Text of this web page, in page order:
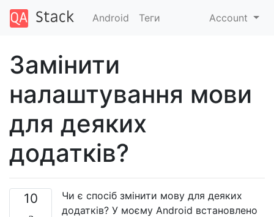
Android Теги Account
Замінити
налаштування мови
для деяких
додатків?
10
Чи є спосіб змінити мову для деяких
додатків? У моєму Android встановлено